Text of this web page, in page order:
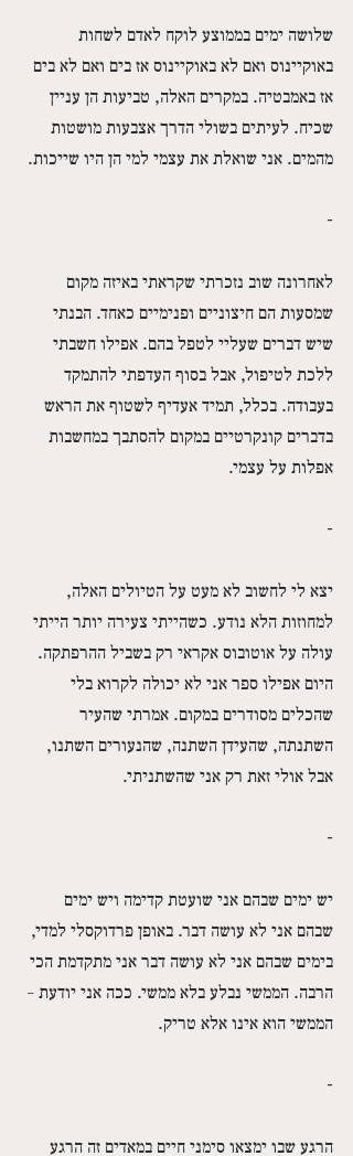
שלושה ימים בממוצע לוקח לאדם לשחות
באוקיינוס ואם לא באוקיינוס אז בים ואם לא בים
אז באמבטיה. במקרים האלה, טביעות הן עניין
שכיח. לעיתים בשולי הדרך אצבעות מושטות
מהמים. אני שואלת את עצמי למי הן היו שייכות.
-
לאחרונה שוב נזכרתי שקראתי באיזה מקום
שמסעות הם חיצוניים ופנימיים כאחד. הבנתי
שיש דברים שעליי לטפל בהם. אפילו חשבתי
ללכת לטיפול, אבל בסוף העדפתי להתמקד
בעבודה. בכלל, תמיד אעדיף לשטוף את הראש
בדברים קונקרטיים במקום להסתבך במחשבות
אפלות על עצמי.
-
יצא לי לחשוב לא מעט על הטיולים האלה,
למחוזות הלא נודע. כשהייתי צעירה יותר הייתי
עולה על אוטובוס אקראי רק בשביל ההרפתקה.
היום אפילו ספר אני לא יכולה לקרוא בלי
שהכלים מסודרים במקום. אמרתי שהעיר
השתנתה, שהעידן השתנה, שהנעורים השתנו,
אבל אולי זאת רק אני שהשתניתי.
-
יש ימים שבהם אני שועטת קדימה ויש ימים
שבהם אני לא עושה דבר. באופן פרדוקסלי למדי,
בימים שבהם אני לא עושה דבר אני מתקדמת הכי
הרבה. הממשי נבלע בלא ממשי. ככה אני יודעת –
הממשי הוא אינו אלא טריק.
-
הרגע שבו ימצאו סימני חיים במאדים זה הרגע